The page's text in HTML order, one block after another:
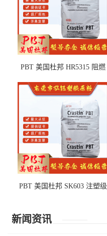
PBT 美国杜邦 HR5315 阻燃
部件
PBT 美国杜邦 SK603 注塑级
新闻资讯